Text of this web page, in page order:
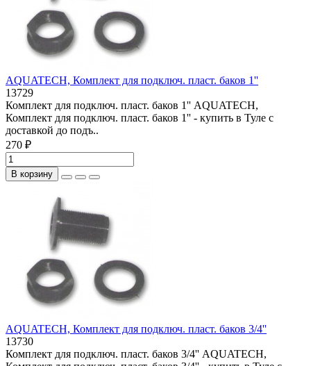
AQUATECH, Комплект для подключ. пласт. баков 1''
13729
Комплект для подключ. пласт. баков 1'' AQUATECH,
Комплект для подключ. пласт. баков 1'' - купить в Туле с
доставкой до подъ..
270 ₽
В корзину
AQUATECH, Комплект для подключ. пласт. баков 3/4''
13730
Комплект для подключ. пласт. баков 3/4'' AQUATECH,